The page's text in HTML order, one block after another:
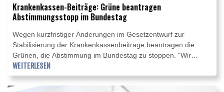
Krankenkassen-Beiträge: Grüne beantragen
Abstimmungsstopp im Bundestag
Wegen kurzfristiger Änderungen im Gesetzentwurf zur
Stabilisierung der Krankenkassenbeiträge beantragen die
Grünen, die Abstimmung im Bundestag zu stoppen. "Wir
haben in der Nacht vom 5. auf den 6. Juli 278 Seiten
Änderungsanträge bekommen, die man in der Kürze der Zeit
niemals seriös durcharbeiten kann", sagte Grünen-
WEITERLESEN